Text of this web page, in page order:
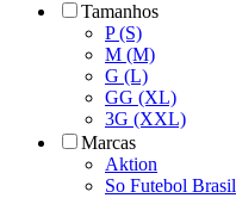
Tamanhos
P (S)
M (M)
G (L)
GG (XL)
3G (XXL)
Marcas
Aktion
So Futebol Brasil